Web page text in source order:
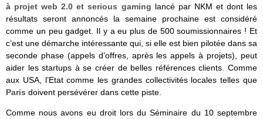
à projet web 2.0 et serious gaming lancé par NKM et dont les
résultats seront annoncés la semaine prochaine est considéré
comme un peu gadget. Il y a eu plus de 500 soumissionnaires ! Et
c’est une démarche intéressante qui, si elle est bien pilotée dans sa
seconde phase (appels d’offres, après les appels à projets), peut
aider les startups à se créer de belles références clients. Comme
aux USA, l’Etat comme les grandes collectivités locales telles que
Paris doivent persévérer dans cette piste.
Comme nous avons eu droit lors du Séminaire du 10 septembre